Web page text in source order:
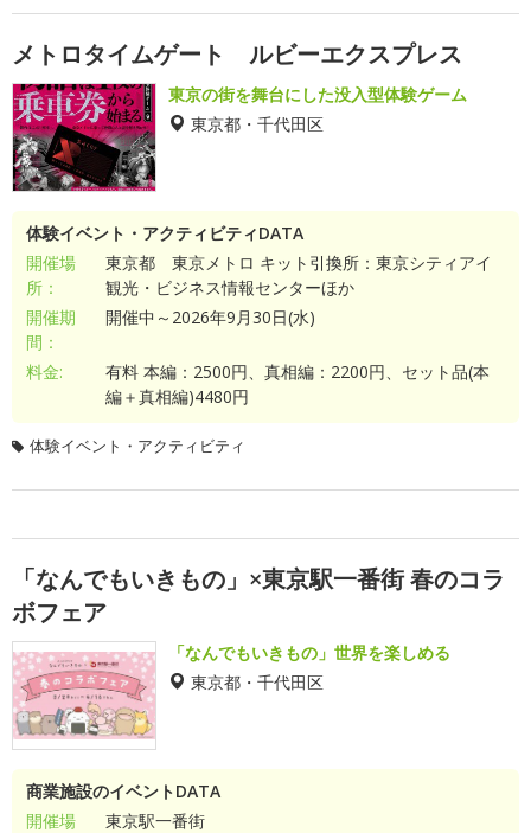
メトロタイムゲート ルビーエクスプレス
東京の街を舞台にした没入型体験ゲーム
東京都・千代田区
体験イベント・アクティビティDATA
開催場
所：
東京都 東京メトロ キット引換所：東京シティアイ
観光・ビジネス情報センターほか
開催期
間：
開催中～2026年9月30日(水)
料金:
有料 本編：2500円、真相編：2200円、セット品(本
編＋真相編)4480円
体験イベント・アクティビティ
「なんでもいきもの」×東京駅一番街 春のコラ
ボフェア
「なんでもいきもの」世界を楽しめる
東京都・千代田区
商業施設のイベントDATA
開催場
東京駅一番街